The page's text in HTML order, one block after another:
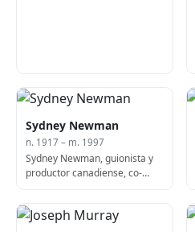
Sydney Newman
n. 1917 – m. 1997
Sydney Newman, guionista y
productor canadiense, co-